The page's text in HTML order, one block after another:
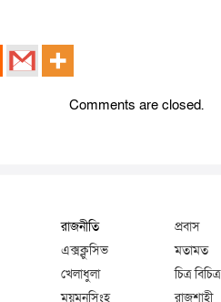
Comments are closed.
রাজনীতি প্রবাস
এক্সক্লুসিভ মতামত
খেলাধুলা চিত্র বিচিত্র
ময়মনসিংহ রাজশাহী